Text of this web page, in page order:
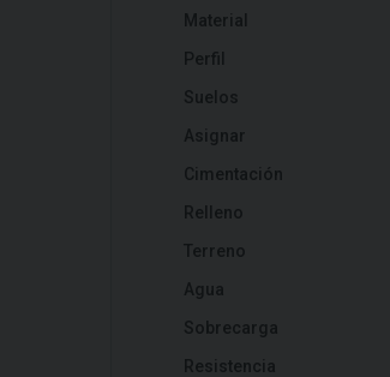
Material
Perfil
Suelos
Asignar
Cimentación
Relleno
Terreno
Agua
Sobrecarga
Resistencia